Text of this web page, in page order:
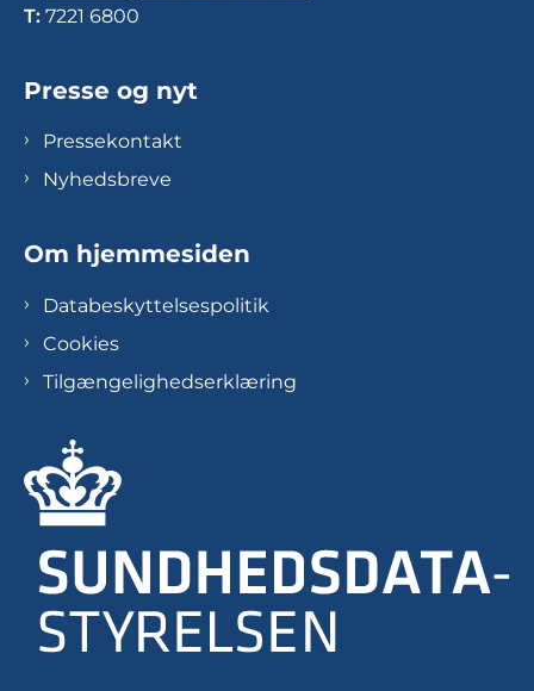
T: 7221 6800
Presse og nyt
Pressekontakt
Nyhedsbreve
Om hjemmesiden
Databeskyttelsespolitik
Cookies
Tilgængelighedserklæring